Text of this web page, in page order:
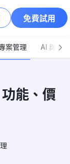
免費試用
案管理 AI 與自
能、價